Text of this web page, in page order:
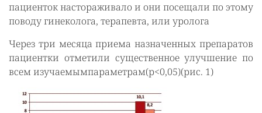
пациенток настораживало и они посещали по этому
поводу гинеколога, терапевта, или уролога
Через три месяца приема назначенных препаратов
пациентки отметили существенное улучшение по
всем изучаемымпараметрам(р<0,05)(рис. 1)